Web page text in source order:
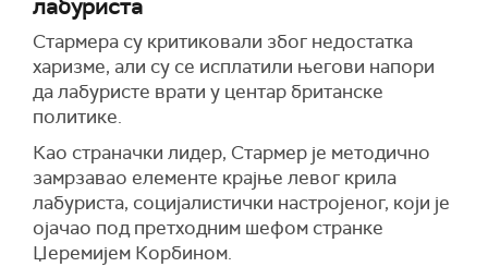
лабуриста
Стармера су критиковали због недостатка
харизме, али су се исплатили његови напори
да лабуристе врати у центар британске
политике.
Као страначки лидер, Стармер је методично
замрзавао елементе крајње левог крила
лабуриста, социјалистички настројеног, који је
ојачао под претходним шефом странке
Џеремијем Корбином.